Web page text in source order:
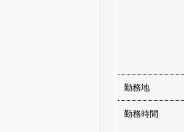
勤務地
勤務時間